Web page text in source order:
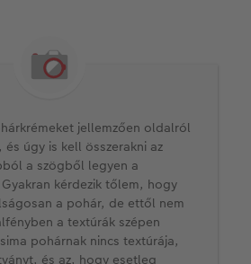
jellemzően oldalról
úgy is kell összerakni az
a szögből legyen a
kérdezik tőlem, hogy
a pohár, de ettől nem
a textúrák szépen
pohárnak nincs textúrája,
és az, hogy esetleg